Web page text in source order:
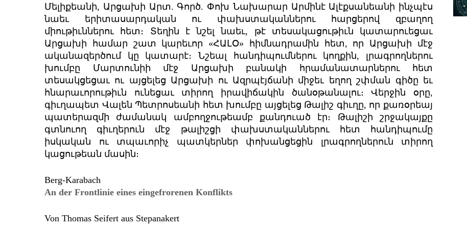
Մելիքեանի, Արցախի Արտ. Գործ. Փոխ Նախարար Արմինէ Ալէքսանեանի ինչպէս
նաեւ երիտասարդական ու փախստականներու հարցերով զբաղող
միութիւններու հետ։ Տեղին է նշել նաեւ, թէ տեսակացութիւն կատարուեցաւ
Արցախի համար շատ կարեւոր «ՀԱԼՕ» հիմնադրամին հետ, որ Արցախի մէջ
ականազերծում կը կատարէ։ Նշեալ հանդիպումներու կողքին, լրագրողներու
խումբը Մարտունիի մէջ Արցախի բանակի հրամանատարներու հետ
տեսակցեցաւ ու այցելեց Արցախի ու Ազրպէյճանի միջեւ եղող շփման գիծը եւ
հնարաւորութիւն ունեցաւ տիրող իրավիճակին ծանօթանալու։ Վերջին օրը,
գիւղապետ Վալեն Պետրոսեանի հետ խումբը այցելեց Թալիշ գիւղը, որ քառօրեայ
պատերազմի ժամանակ ամբողջութեամբ քանդուած էր։ Թալիշի շրջակայքը
գտնուող գիւղերուն մէջ թալիշցի փախստականներու հետ հանդիպումը
իսկական ու տպաւորիչ պատկերներ փոխանցեցին լրագրողներուն տիրող
կացութեան մասին։
Berg-Karabach
An der Frontlinie eines eingefrorenen Konflikts
Von Thomas Seifert aus Stepanakert